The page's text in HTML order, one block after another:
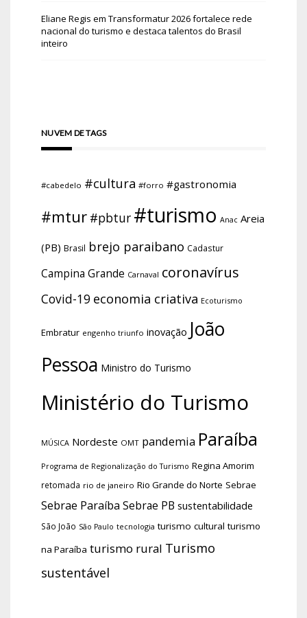
Eliane Regis em Transformatur 2026 fortalece rede
nacional do turismo e destaca talentos do Brasil
inteiro
NUVEM DE TAGS
#cabedelo #cultura #forro #gastronomia
#mtur #pbtur #turismo Anac Areia
(PB) Brasil brejo paraibano Cadastur
Campina Grande Carnaval coronavírus
Covid-19 economia criativa Ecoturismo
Embratur engenho triunfo inovação João
Pessoa Ministro do Turismo
Ministério do Turismo
MÚSICA Nordeste OMT pandemia Paraíba
Programa de Regionalização do Turismo Regina Amorim
retomada rio de janeiro Rio Grande do Norte Sebrae
Sebrae Paraíba Sebrae PB sustentabilidade
São João São Paulo tecnologia turismo cultural turismo
na Paraíba turismo rural Turismo
sustentável